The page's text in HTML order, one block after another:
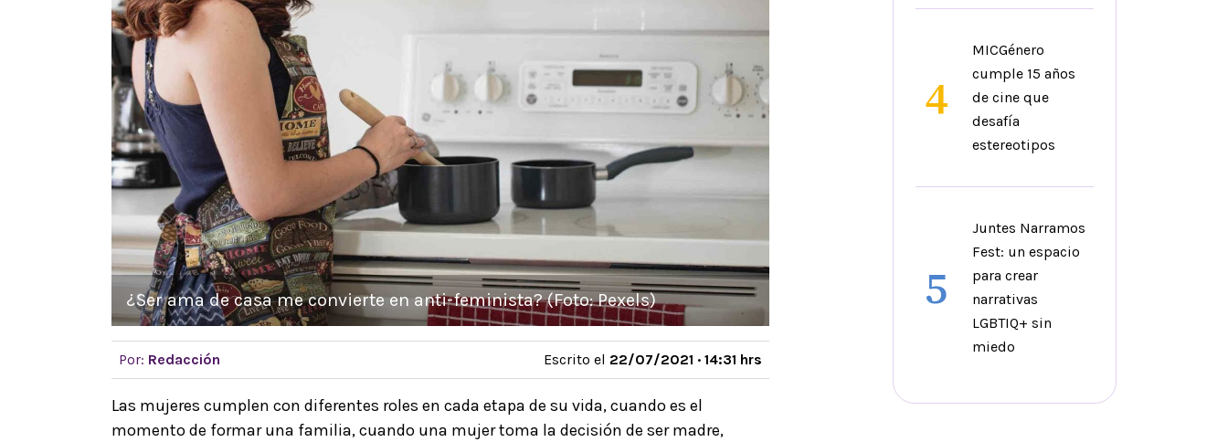
¿Ser ama de casa me convierte en anti-feminista? (Foto: Pexels)
Por: Redacción Escrito el 22/07/2021 · 14:31 hrs
Las mujeres cumplen con diferentes roles en cada etapa de su vida, cuando es el
momento de formar una familia, cuando una mujer toma la decisión de ser madre,
4
MICGénero
cumple 15 años
de cine que
desafía
estereotipos
5
Juntes Narramos
Fest: un espacio
para crear
narrativas
LGBTIQ+ sin
miedo